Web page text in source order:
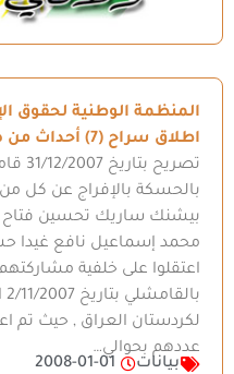
المنظمة الوطنية لحقوق
اطلاق سراح (7) أحداث من ضمن معتقلي 2/10/2007
بالحسكة بالإفراج عن كل من
بيشنك ساريك تحسين فتاح
محمد إسماعيل نافع غيدا
اعتقلوا على خلفية
لكردستان العراق , حيث تم
عددهم بحوالي…
بيانات
2008-01-01